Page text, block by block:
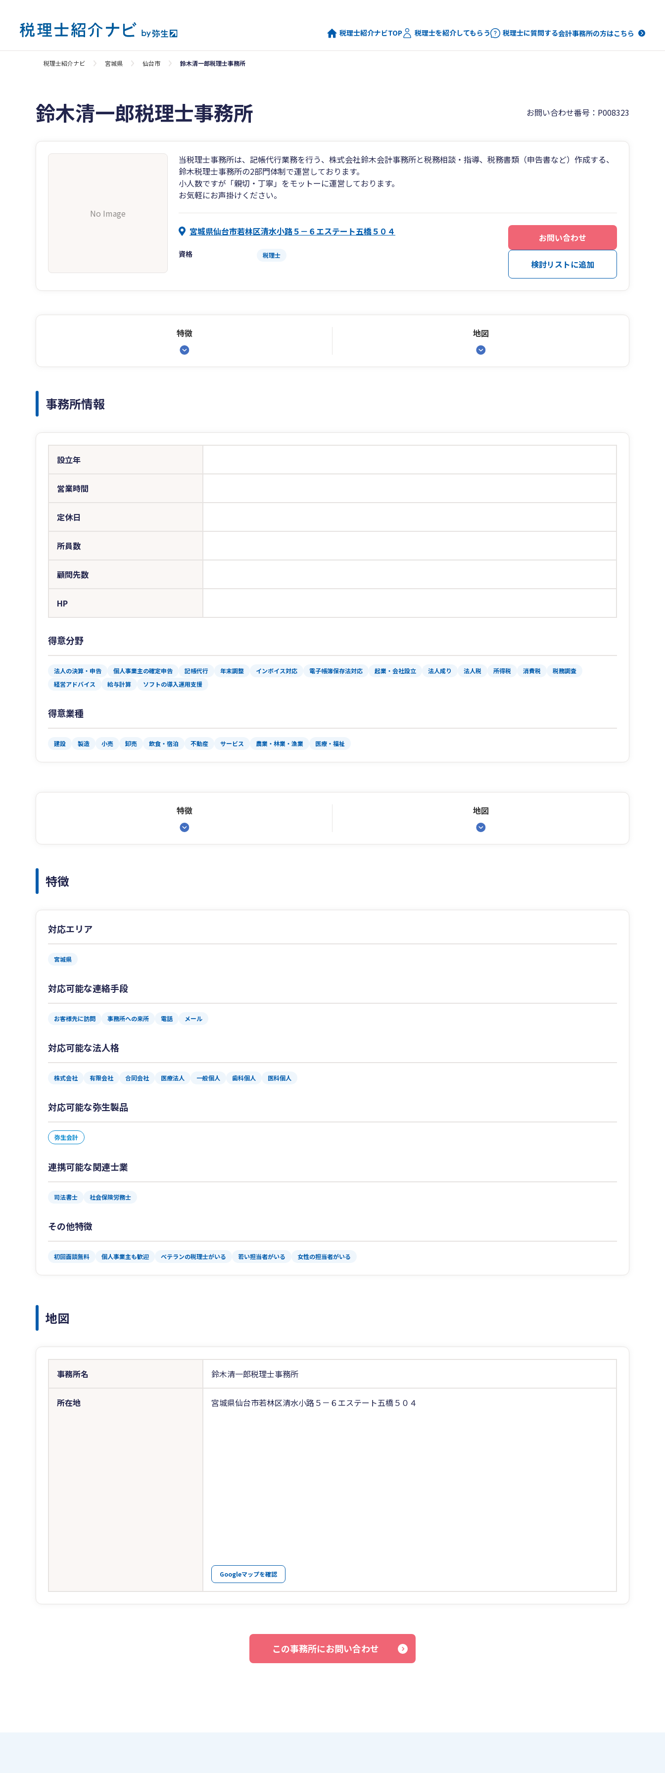
税理士紹介ナビTOP 税理士を紹介してもらう 税理士に質問する会計事務所の方はこちら
税理士紹介ナビ 宮城県 仙台市 鈴木清一郎税理士事務所
鈴木清一郎税理士事務所 お問い合わせ番号：P008323
No Image
当税理士事務所は、記帳代行業務を行う、株式会社鈴木会計事務所と税務相談・指導、税務書類（申告書など）作成する、
鈴木税理士事務所の2部門体制で運営しております。
小人数ですが「親切・丁寧」をモットーに運営しております。
お気軽にお声掛けください。
宮城県仙台市若林区清水小路５－６エステート五橋５０４
資格 税理士
お問い合わせ
検討リストに追加
特徴 地図
事務所情報
設立年
営業時間
定休日
所員数
顧問先数
HP
得意分野
法人の決算・申告 個人事業主の確定申告 記帳代行 年末調整 インボイス対応 電子帳簿保存法対応 起業・会社設立 法人成り 法人税 所得税 消費税
税務調査
経営アドバイス
給与計算 ソフトの導入運用支援
得意業種
建設 製造 小売 卸売 飲食・宿泊 不動産 サービス 農業・林業・漁業 医療・福祉
特徴 地図
特徴
対応エリア
宮城県
対応可能な連絡手段
お客様先に訪問 事務所への来所 電話 メール
対応可能な法人格
株式会社 有限会社 合同会社 医療法人 一般個人 歯科個人 医科個人
対応可能な弥生製品
弥生会計
連携可能な関連士業
司法書士 社会保険労務士
その他特徴
初回面談無料 個人事業主も歓迎 ベテランの税理士がいる 若い担当者がいる 女性の担当者がいる
地図
事務所名 鈴木清一郎税理士事務所
所在地 宮城県仙台市若林区清水小路５－６エステート五橋５０４
Googleマップを確認
この事務所にお問い合わせ